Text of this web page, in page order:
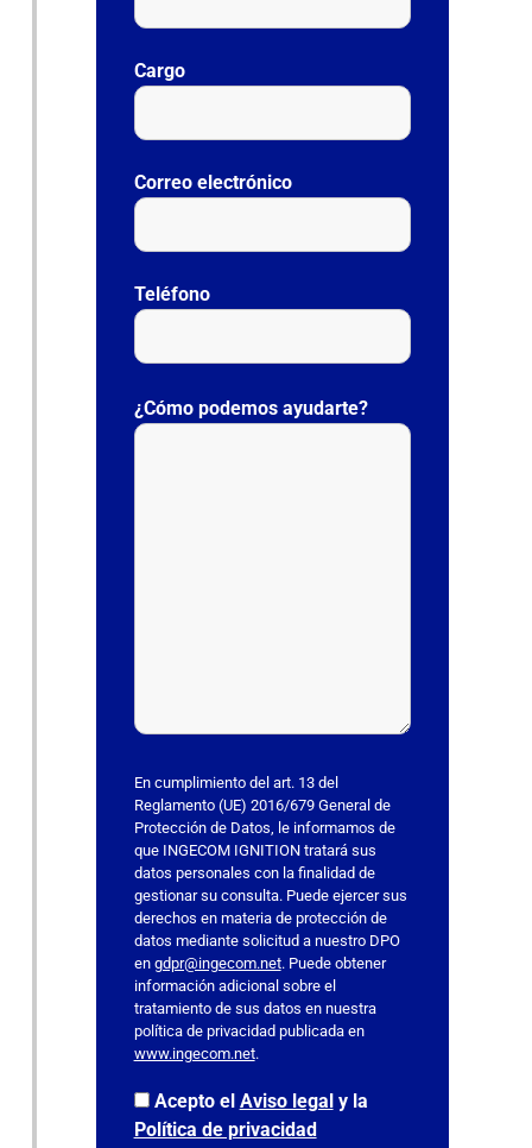
Cargo
Correo electrónico
Teléfono
o
r
a
s
t
e
c
a
m
p
o
v
a
c
í
o
¿Cómo podemos ayudarte?
En cumplimiento del art. 13 del
Reglamento (UE) 2016/679 General de
Protección de Datos, le informamos de
que INGECOM IGNITION tratará sus
datos personales con la finalidad de
gestionar su consulta. Puede ejercer sus
derechos en materia de protección de
datos mediante solicitud a nuestro DPO
en gdpr@ingecom.net. Puede obtener
información adicional sobre el
tratamiento de sus datos en nuestra
política de privacidad publicada en
www.ingecom.net.
Acepto el Aviso legaly la
Política de privacidad